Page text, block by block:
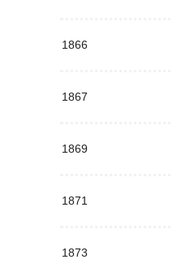
1866
1867
1869
1871
1873